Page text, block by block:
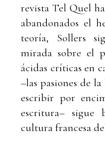
revista Tel Quel
abandonados el
teoría, Sollers
mirada sobre el
ácidas críticas en
–las pasiones de
escribir por
escritura– sigue
cultura francesa